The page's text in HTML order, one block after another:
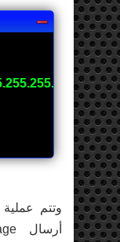
وتتم